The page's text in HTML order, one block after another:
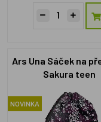
Ars Una Sáček na
Sakura teen
NOVINKA